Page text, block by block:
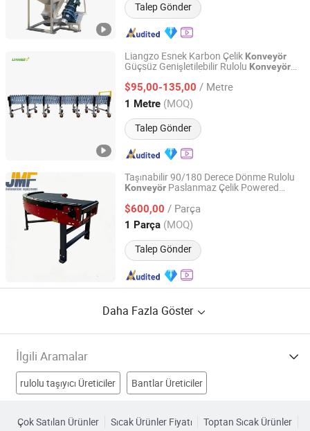
Talep Gönder
Liangzo Esnek Karbon Çelik Konveyör
Güçsüz Genişletilebilir Rulolu Konveyör
$95,00-135,00 / Metre
1 Metre (MOQ)
Talep Gönder
Fujian Liangzuo Intelligent Equipment Technology Co.,
Fujian, China Fiyat 2020
Taşınabilir 90/180 Derece Dönme Rulolu
Konveyör Paslanmaz Çelik Powered
Taşımacılığı için
$600,00 / Parça
1 Parça (MOQ)
Talep Gönder
Changge City Shengda Tianhong Machinery
Manufacturing Co., Ltd.
Henan, China
Daha Fazla Göster
İlgili Aramalar
rulolu taşıyıcı Üreticiler Bantlar Üreticiler
Zincir Taşıyıcı Üreticiler
Çok Satılan Ürünler Sıcak Ürünler Fiyatı Toptan Sıcak Ürünler